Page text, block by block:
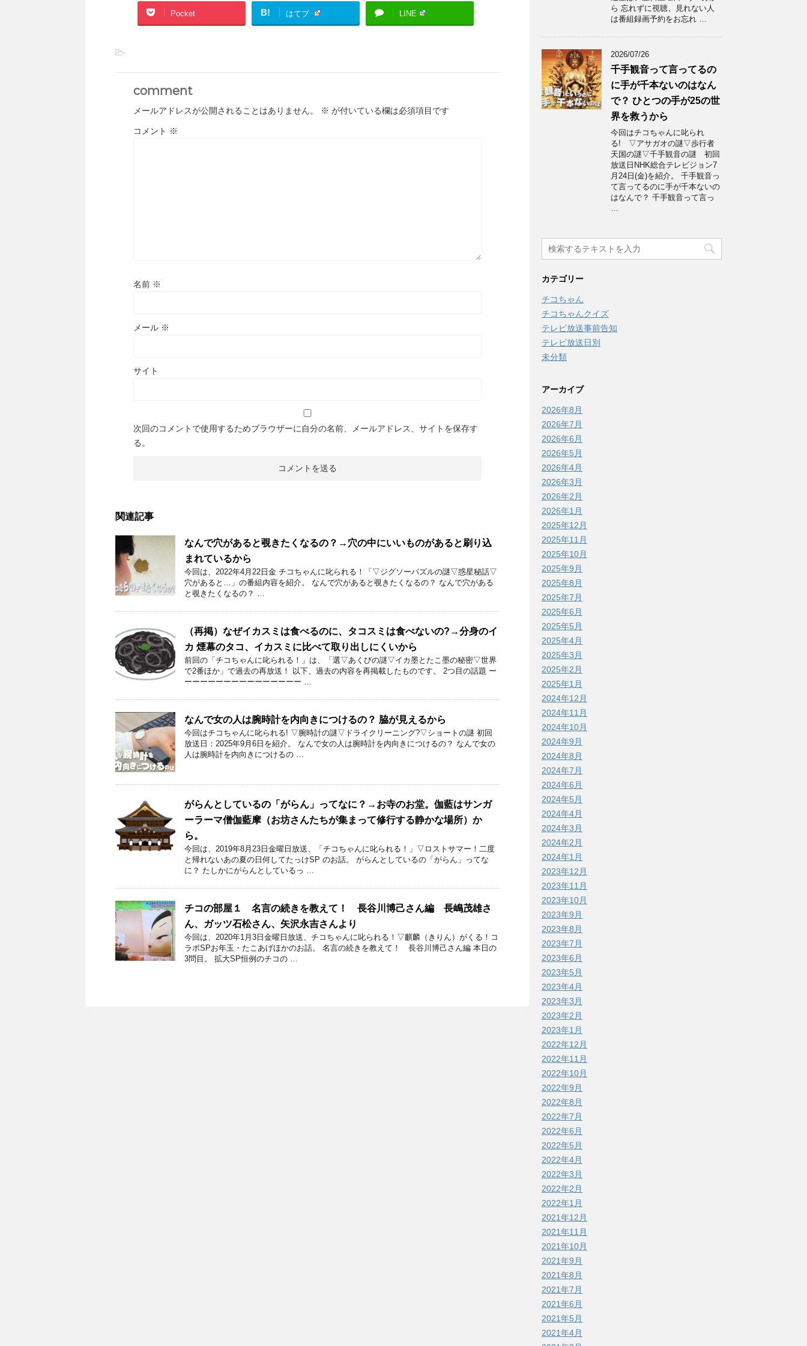
Pocket B! はてブ LINE
-
comment
メールアドレスが公開されることはありません。 ※ が付いている欄は必須項目です
コメント ※
名前 ※
メール ※
サイト
次回のコメントで使用するためブラウザーに自分の名前、メールアドレス、サイトを保存す
る。
関連記事
なんで穴があると覗きたくなるの？→穴の中にいいものがあると刷り込
まれているから
今回は、2022年4月22日金 チコちゃんに叱られる！「▽ジグソーパズルの謎▽惑星秘話▽
穴があると…」の番組内容を紹介。 なんで穴があると覗きたくなるの？ なんで穴がある
と覗きたくなるの？ …
（再掲）なぜイカスミは食べるのに、タコスミは食べないの?→分身のイ
カ 煙幕のタコ、イカスミに比べて取り出しにくいから
前回の「チコちゃんに叱られる！」​は、「選▽あくびの謎▽イカ墨とたこ墨の秘密▽世界
で2番ほか」で過去の再放送！ 以下、過去の内容を再掲載したものです。 2つ目の話題 ー
ーーーーーーーーーーーーーーー …
なんで女の人は腕時計を内向きにつけるの？ 脇が見えるから
今回はチコちゃんに叱られる! ▽腕時計の謎▽ドライクリーニング?▽ショートの謎 初回
放送日：2025年9月6日を紹介。 なんで女の人は腕時計を内向きにつけるの？ なんで女の
人は腕時計を内向きにつけるの …
がらんとしているの「がらん」ってなに？→お寺のお堂。伽藍はサンガ
ーラーマ僧伽藍摩（お坊さんたちが集まって修行する静かな場所）か
ら。
今回は、2019年8月23日金曜日放送、「チコちゃんに叱られる！」▽ロストサマー！二度
と帰れないあの夏の日何してたっけSP のお話。 がらんとしているの「がらん」ってな
に？ たしかにがらんとしているっ …
チコの部屋１ 名言の続きを教えて！ 長谷川博己さん編 長嶋茂雄さ
ん、ガッツ石松さん、矢沢永吉さんより
今回は、2020年1月3日金曜日放送、チコちゃんに叱られる！▽麒麟（きりん）がくる！コ
ラボSPお年玉・たこあげほかのお話。 名言の続きを教えて！ 長谷川博己さん編 本日の
3問目。 拡大SP恒例のチコの …
ら 忘れずに視聴、見れない人
は番組録画予約をお忘れ …
2026/07/26
千手観音って言ってるの
に手が千本ないのはなん
で？ ひとつの手が25の世
界を救うから
今回はチコちゃんに叱られ
る! ▽アサガオの謎▽歩行者
天国の謎▽千手観音の謎 初回
放送日NHK総合テレビジョン7
月24日(金)を紹介。 千手観音っ
て言ってるのに手が千本ないの
はなんで？ 千手観音って言っ
…
カテゴリー
チコちゃん
チコちゃんクイズ
テレビ放送事前告知
テレビ放送日別
未分類
アーカイブ
2026年8月
2026年7月
2026年6月
2026年5月
2026年4月
2026年3月
2026年2月
2026年1月
2025年12月
2025年11月
2025年10月
2025年9月
2025年8月
2025年7月
2025年6月
2025年5月
2025年4月
2025年3月
2025年2月
2025年1月
2024年12月
2024年11月
2024年10月
2024年9月
2024年8月
2024年7月
2024年6月
2024年5月
2024年4月
2024年3月
2024年2月
2024年1月
2023年12月
2023年11月
2023年10月
2023年9月
2023年8月
2023年7月
2023年6月
2023年5月
2023年4月
2023年3月
2023年2月
2023年1月
2022年12月
2022年11月
2022年10月
2022年9月
2022年8月
2022年7月
2022年6月
2022年5月
2022年4月
2022年3月
2022年2月
2022年1月
2021年12月
2021年11月
2021年10月
2021年9月
2021年8月
2021年7月
2021年6月
2021年5月
2021年4月